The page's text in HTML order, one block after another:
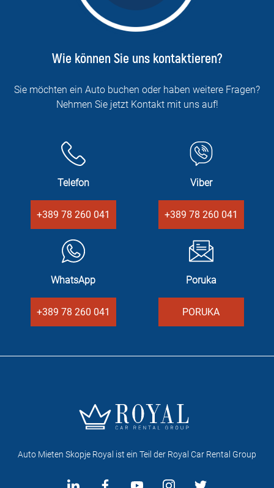
Wie können Sie uns kontaktieren?
Sie möchten ein Auto buchen oder haben weitere Fragen?
Nehmen Sie jetzt Kontakt mit uns auf!
Telefon
+389 78 260 041
Viber
+389 78 260 041
WhatsApp
+389 78 260 041
Poruka
PORUKA
Auto Mieten Skopje Royal ist ein Teil der Royal Car Rental Group